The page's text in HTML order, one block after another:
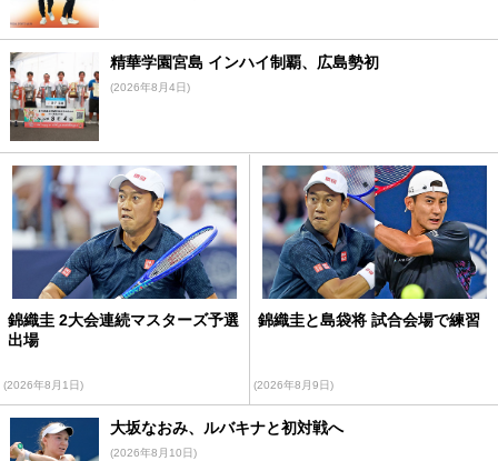
精華学園宮島 インハイ制覇、広島勢初
(2026年8月4日)
錦織圭 2大会連続マスターズ予選
出場
(2026年8月1日)
錦織圭と島袋将 試合会場で練習
(2026年8月9日)
大坂なおみ、ルバキナと初対戦へ
(2026年8月10日)